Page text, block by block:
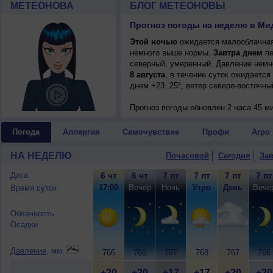
МЕТЕОНОВА БЛОГ МЕТЕОНОВЫ
Этой ночьюожидается
немного выше нормы. Завтра днем
северный, умеренный. Давление
8 августа, в течение суток
днем +23..25°, ветер северо-
Прогноз погоды обновлен 2 часа 45
Погода Аллергия Самочувствие Профи Агро
НА НЕДЕЛЮ Почасовой Сегодня
Дата
Время суток
Облачность
Осадки
Давление, мм.
6 чт
17:00
766
6 чт
Вечер
766
7 пт
Ночь
767
7 пт
Утро
768
7 пт
День
767
7 пт
766